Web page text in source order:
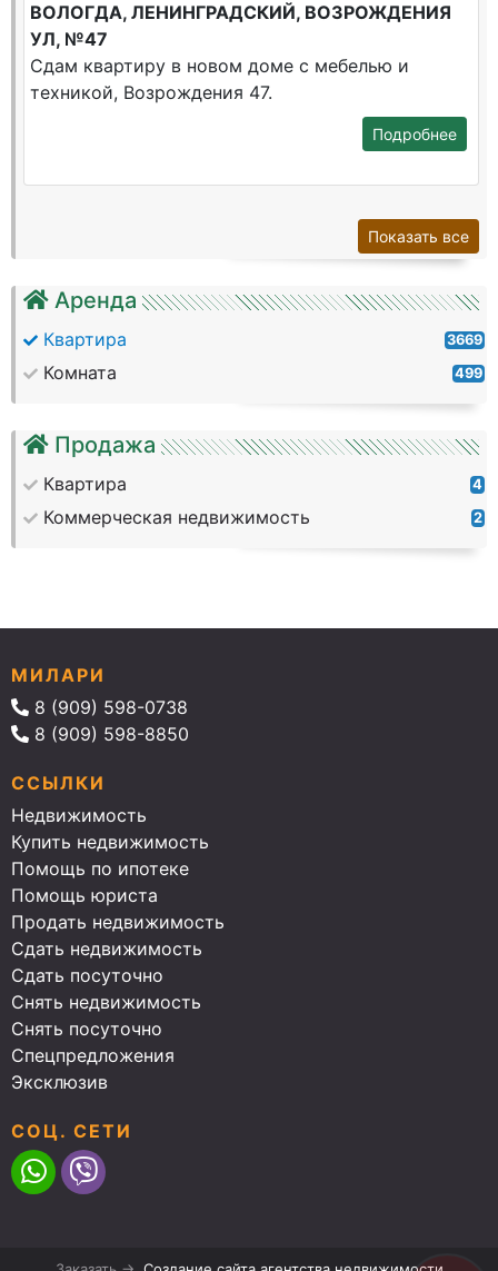
Аренда
Квартира 3669
Комната 499
Продажа
Квартира 4
Коммерческая недвижимость 2
ВОЛОГДА, ЛЕНИНГРАДСКИЙ, ВОЗРОЖДЕНИЯ
УЛ, №47
Сдам квартиру в новом доме с мебелью и
техникой, Возрождения 47.
Подробнее
Показать все
МИЛАРИ
8 (909) 598-0738
8 (909) 598-8850
ССЫЛКИ
Недвижимость
Купить недвижимость
Помощь по ипотеке
Помощь юриста
Продать недвижимость
Сдать недвижимость
Сдать посуточно
Снять недвижимость
Снять посуточно
Спецпредложения
Эксклюзив
СОЦ. СЕТИ